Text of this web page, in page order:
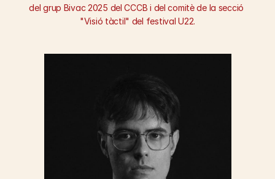
INSTAGRAMTWITTERTIKTOKFILMIN
del grup Bivac 2025 del CCCB i del comitè de la secció
"Visió tàctil" del festival U22.